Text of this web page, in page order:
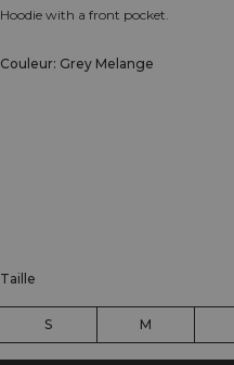
Hoodie with a front pocket.
Couleur: Grey Melange
Taille
S M